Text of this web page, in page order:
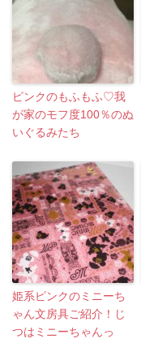
ピンクのもふもふ♡我
が家のモフ度100％のぬ
いぐるみたち
姫系ピンクのミニーち
ゃん文房具ご紹介！じ
つはミニーちゃんっ